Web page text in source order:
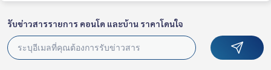
รับข่าวสารรายการ คอนโด และบ้าน ราคาโดนใจ